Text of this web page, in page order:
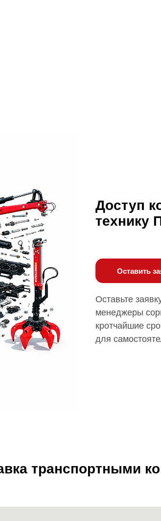
Доступ
технику
Оставить
Оставьте
менеджеры
кротчайшие
для
транспортными